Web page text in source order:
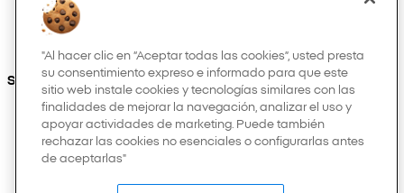
Mujer
Hombre
Otros
Síguenos en:
"Al hacer clic en “Aceptar todas las cookies”, usted presta
su consentimiento expreso e informado para que este
sitio web instale cookies y tecnologías similares con las
finalidades de mejorar la navegación, analizar el uso y
apoyar actividades de marketing. Puede también
rechazar las cookies no esenciales o configurarlas antes
de aceptarlas"